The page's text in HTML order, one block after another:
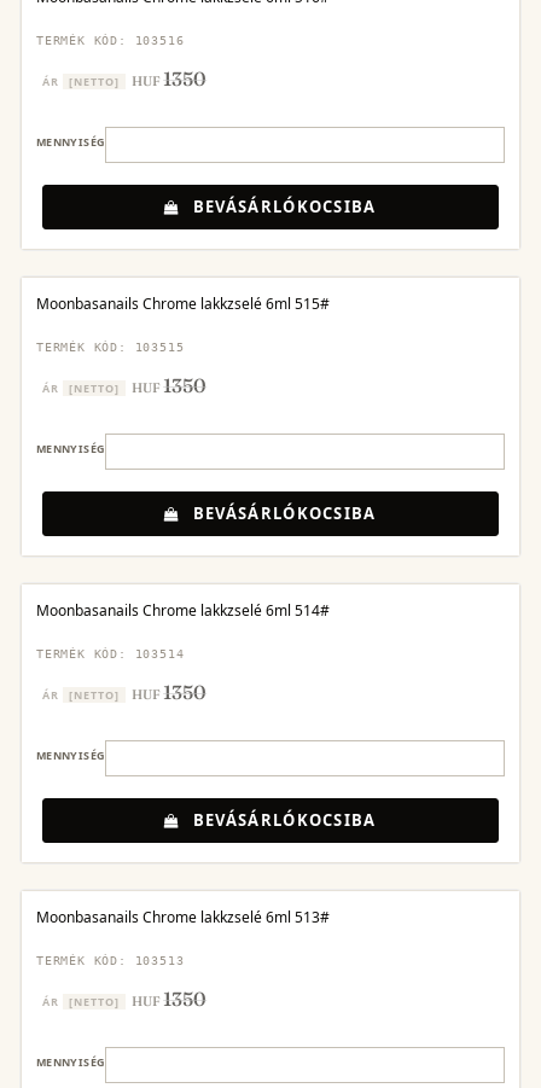
TERMÉK KÓD: 103516
ÁR [NETTO] HUF1350
MENNYISÉG
BEVÁSÁRLÓKOCSIBA
Moonbasanails Chrome lakkzselé 6ml 515#
TERMÉK KÓD: 103515
ÁR [NETTO] HUF1350
MENNYISÉG
BEVÁSÁRLÓKOCSIBA
Moonbasanails Chrome lakkzselé 6ml 514#
TERMÉK KÓD: 103514
ÁR [NETTO] HUF1350
MENNYISÉG
BEVÁSÁRLÓKOCSIBA
Moonbasanails Chrome lakkzselé 6ml 513#
TERMÉK KÓD: 103513
ÁR [NETTO] HUF1350
MENNYISÉG